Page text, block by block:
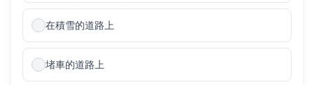
在積雪的道路上
堵車的道路上